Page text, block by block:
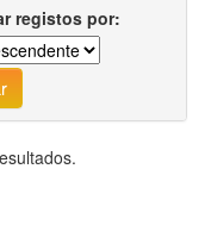
registos por: